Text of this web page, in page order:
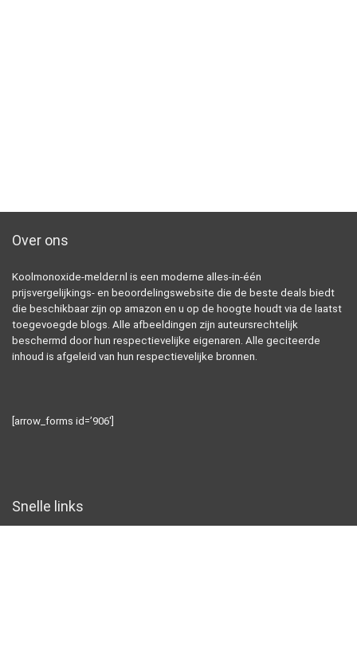
Over ons
Koolmonoxide-melder.nl is een moderne alles-in-één
prijsvergelijkings- en beoordelingswebsite die de beste deals biedt
die beschikbaar zijn op amazon en u op de hoogte houdt via de laatst
toegevoegde blogs. Alle afbeeldingen zijn auteursrechtelijk
beschermd door hun respectievelijke eigenaren. Alle geciteerde
inhoud is afgeleid van hun respectievelijke bronnen.
[arrow_forms id=’906′]
Snelle links